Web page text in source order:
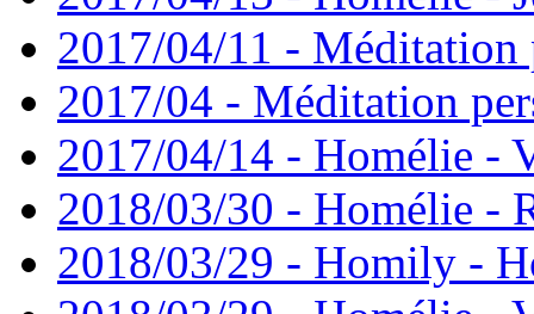
2017/04/11 -
2017/04 - Méditation
2017/04/14 - Homélie -
2018/03/30 - Homélie -
2018/03/29 - Homily -